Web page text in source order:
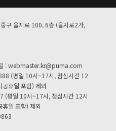
구 을지로 100, 6층 (을지로2가,
:webmaster.kr@puma.com
(평일 10시~17시, 점심시간 12
휴일 포함) 제외
(평일 10시~17시, 점심시간 12시
일 포함) 제외